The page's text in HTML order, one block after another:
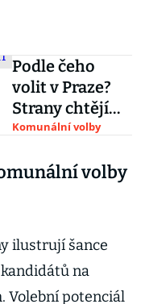
Podle čeho
volit v Praze?
Strany chtějí
řešit parkovací
nedostatek
Komunální volby
volby
ilustrují šance
na
Volební potenciál